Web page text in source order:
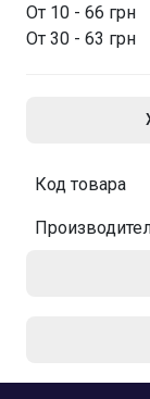
От 10 - 66 грн
От 30 - 63 грн
Код товара